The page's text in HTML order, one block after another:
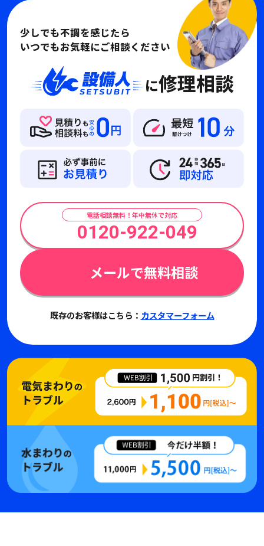
少しでも不調を感じたら
いつでもお気軽にご相談ください
に修理相談
電話相談無料！年中無休で対応
0120-922-049
メールで無料相談
既存のお客様はこちら： カスタマーフォーム